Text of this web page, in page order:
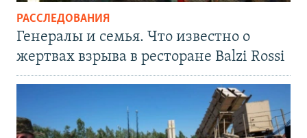
РАССЛЕДОВАНИЯ
Генералы и семья. Что известно о
жертвах взрыва в ресторане Balzi Rossi